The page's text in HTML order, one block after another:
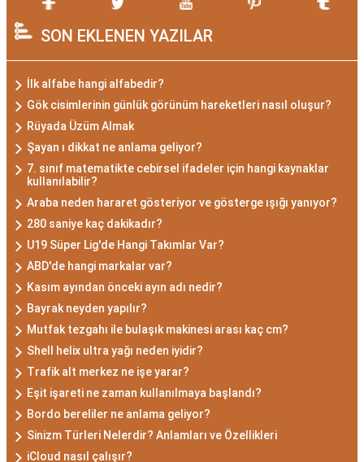
SON EKLENEN YAZILAR
İlk alfabe hangi alfabedir?
Gök cisimlerinin günlük görünüm hareketleri nasıl oluşur?
Rüyada Üzüm Almak
Şayan ı dikkat ne anlama geliyor?
7. sınıf matematikte cebirsel ifadeler için hangi kaynaklar
kullanılabilir?
Araba neden hararet gösteriyor ve gösterge ışığı yanıyor?
280 saniye kaç dakikadır?
U19 Süper Lig'de Hangi Takımlar Var?
ABD'de hangi markalar var?
Kasım ayından önceki ayın adı nedir?
Bayrak neyden yapılır?
Mutfak tezgahı ile bulaşık makinesi arası kaç cm?
Shell helix ultra yağı neden iyidir?
Trafik alt merkez ne işe yarar?
Eşit işareti ne zaman kullanılmaya başlandı?
Bordo bereliler ne anlama geliyor?
Sinizm Türleri Nelerdir? Anlamları ve Özellikleri
iCloud nasıl çalışır?